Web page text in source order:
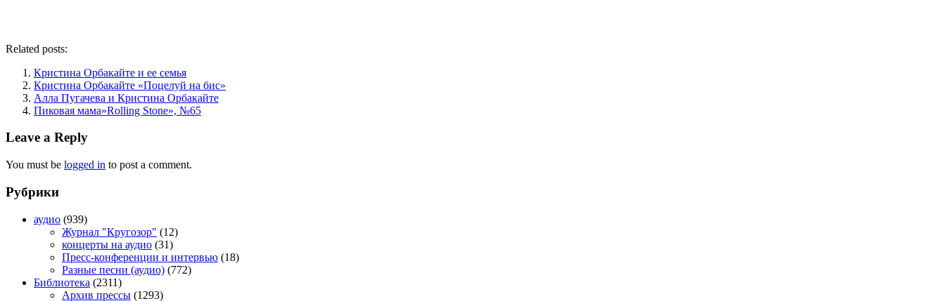
Related posts:
Кристина Орбакайте и ее семья
Кристина Орбакайте «Поцелуй на бис»
Алла Пугачева и Кристина Орбакайте
Пиковая мама»Rolling Stone», №65
Leave a Reply
You must be logged in to post a comment.
Рубрики
аудио (939)
Журнал "Кругозор" (12)
концерты на аудио (31)
Пресс-конференции и интервью (18)
Разные песни (аудио) (772)
Библиотека (2311)
Архив прессы (1293)